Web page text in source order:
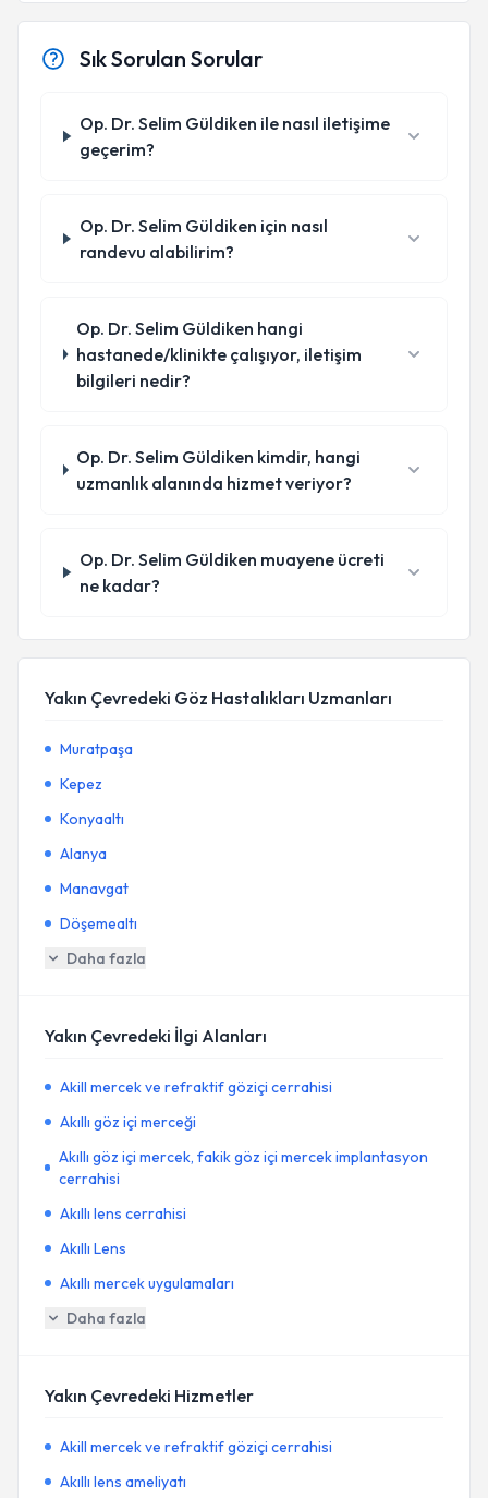
Sık Sorulan Sorular
Op. Dr. Selim Güldiken ile nasıl iletişime
geçerim?
Op. Dr. Selim Güldiken için nasıl
randevu alabilirim?
Op. Dr. Selim Güldiken hangi
hastanede/klinikte çalışıyor, iletişim
bilgileri nedir?
Op. Dr. Selim Güldiken kimdir, hangi
uzmanlık alanında hizmet veriyor?
Op. Dr. Selim Güldiken muayene ücreti
ne kadar?
Yakın Çevredeki Göz Hastalıkları Uzmanları
Muratpaşa
Kepez
Konyaaltı
Alanya
Manavgat
Döşemealtı
Daha fazla
Yakın Çevredeki İlgi Alanları
Akill mercek ve refraktif göziçi cerrahisi
Akıllı göz içi merceği
Akıllı göz içi mercek, fakik göz içi mercek implantasyon
cerrahisi
Akıllı lens cerrahisi
Akıllı Lens
Akıllı mercek uygulamaları
Daha fazla
Yakın Çevredeki Hizmetler
Akill mercek ve refraktif göziçi cerrahisi
Akıllı lens ameliyatı